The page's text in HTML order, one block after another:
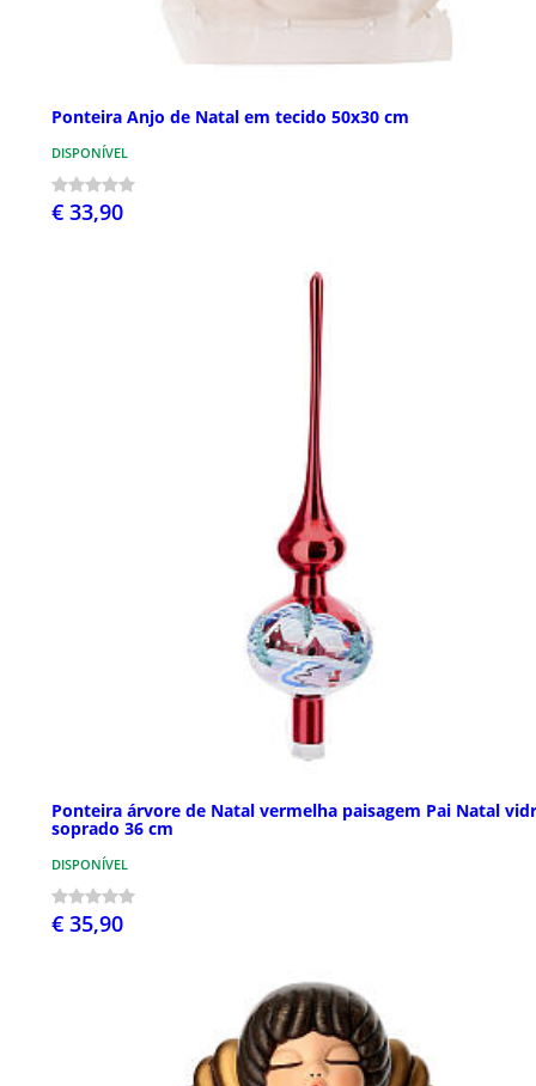
Ponteira Anjo de Natal em tecido 50x30 cm
DISPONÍVEL
€ 33,90
Ponteira árvore de Natal vermelha paisagem Pai Natal
soprado 36 cm
DISPONÍVEL
€ 35,90